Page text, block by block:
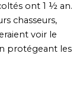
ont 1 ½ an.
chasseurs,
voir le
protégeant les